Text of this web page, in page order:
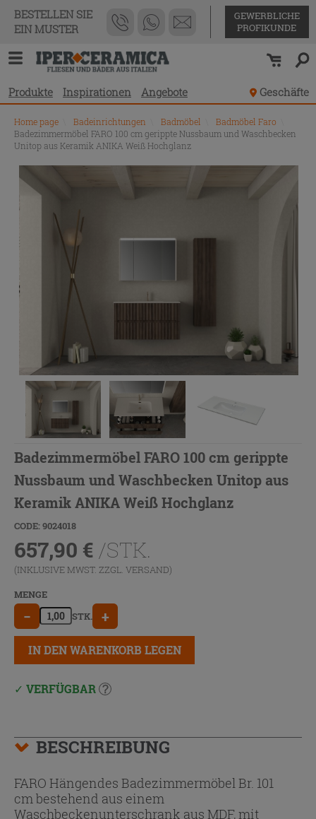
BESTELLEN SIE
EIN MUSTER
GEWERBLICHE
PROFIKUNDE
Produkte Inspirationen Angebote Geschäfte
Home page Badeinrichtungen Badmöbel Badmöbel Faro
Badezimmermöbel FARO 100 cm gerippte Nussbaum und Waschbecken
Unitop aus Keramik ANIKA Weiß Hochglanz
Badezimmermöbel FARO 100 cm gerippte
Nussbaum und Waschbecken Unitop aus
Keramik ANIKA Weiß Hochglanz
CODE: 9024018
657,90 € /STK.
(INKLUSIVE MWST. ZZGL. VERSAND)
MENGE
− STK. +
IN DEN WARENKORB LEGEN
VERFÜGBAR
BESCHREIBUNG
FARO Hängendes Badezimmermöbel Br. 101
cm bestehend aus einem
Waschbeckenunterschrank aus MDF, mit